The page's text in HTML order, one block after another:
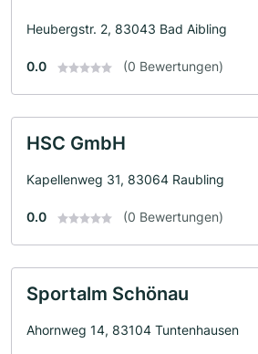
Heubergstr. 2, 83043 Bad Aibling
0.0 (0 Bewertungen)
HSC GmbH
Kapellenweg 31, 83064 Raubling
0.0 (0 Bewertungen)
Sportalm Schönau
Ahornweg 14, 83104 Tuntenhausen